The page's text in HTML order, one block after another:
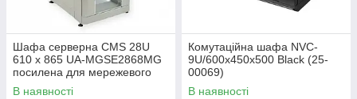
Шафа серверна CMS 28U
610 х 865 UA-MGSE2868MG
посилена для мережевого
обладнання
В наявності
Комутаційна шафа NVC-
9U/600x450x500 Black (25-
00069)
В наявності